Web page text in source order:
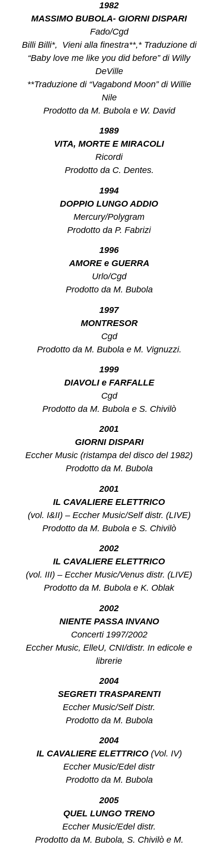
1982
MASSIMO BUBOLA- GIORNI DISPARI
Fado/Cgd
Billi Billi*, Vieni alla finestra**,* Traduzione di
“Baby love me like you did before” di Willy
DeVille
**Traduzione di “Vagabond Moon” di Willie
Nile
Prodotto da M. Bubola e W. David
1989
VITA, MORTE E MIRACOLI
Ricordi
Prodotto da C. Dentes.
1994
DOPPIO LUNGO ADDIO
Mercury/Polygram
Prodotto da P. Fabrizi
1996
AMORE e GUERRA
Urlo/Cgd
Prodotto da M. Bubola
1997
MONTRESOR
Cgd
Prodotto da M. Bubola e M. Vignuzzi.
1999
DIAVOLI e FARFALLE
Cgd
Prodotto da M. Bubola e S. Chivilò
2001
GIORNI DISPARI
Eccher Music (ristampa del disco del 1982)
Prodotto da M. Bubola
2001
IL CAVALIERE ELETTRICO
(vol. I&II) – Eccher Music/Self distr. (LIVE)
Prodotto da M. Bubola e S. Chivilò
2002
IL CAVALIERE ELETTRICO
(vol. III) – Eccher Music/Venus distr. (LIVE)
Prodotto da M. Bubola e K. Oblak
2002
NIENTE PASSA INVANO
Concerti 1997/2002
Eccher Music, ElleU, CNI/distr. In edicole e
librerie
2004
SEGRETI TRASPARENTI
Eccher Music/Self Distr.
Prodotto da M. Bubola
2004
IL CAVALIERE ELETTRICO (Vol. IV)
Eccher Music/Edel distr
Prodotto da M. Bubola
2005
QUEL LUNGO TRENO
Eccher Music/Edel distr.
Prodotto da M. Bubola, S. Chivilò e M.